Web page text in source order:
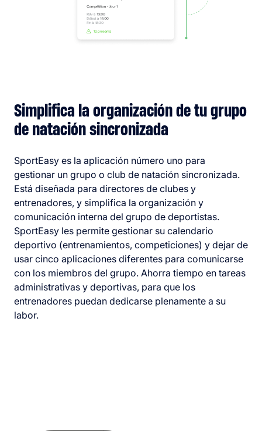
Simplifica la organización de tu grupo
de natación sincronizada
SportEasy es la aplicación número uno para
gestionar un grupo o club de natación sincronizada.
Está diseñada para directores de clubes y
entrenadores, y simplifica la organización y
comunicación interna del grupo de deportistas.
SportEasy les permite gestionar su calendario
deportivo (entrenamientos, competiciones) y dejar de
usar cinco aplicaciones diferentes para comunicarse
con los miembros del grupo. Ahorra tiempo en tareas
administrativas y deportivas, para que los
entrenadores puedan dedicarse plenamente a su
labor.